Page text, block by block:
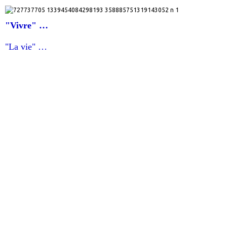
"Vivre" …
"La vie" …